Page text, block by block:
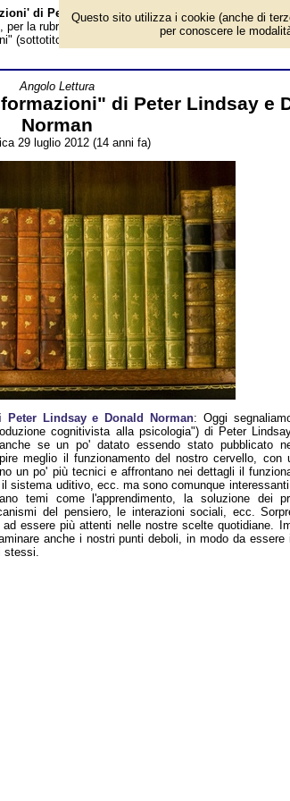
di Peter Lindsay e Donald Norman -
per la rubrica 'Angolo Lettura'. Evento avvenuto 14
(sottotitolo "introduzione cognitivista alla psicologia")
Angolo Lettura
di Peter Lindsay e
Norman
29 luglio 2012 (14 anni fa)
Lindsay e Donald Norman: Oggi
cognitivista alla psicologia") di Peter
se un po' datato essendo stato pubblicato
meglio il funzionamento del nostro cervello, con
un po' più tecnici e affrontano nei dettagli il
sistema uditivo, ecc. ma sono comunque
temi come l'apprendimento, la soluzione dei
del pensiero, le interazioni sociali, ecc.
essere più attenti nelle nostre scelte quotidiane.
anche i nostri punti deboli, in modo da essere
stessi.
Questo sito utilizza i cookie (anche di
per conoscere le